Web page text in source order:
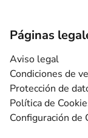
Páginas
Aviso legal
Condiciones de
Protección de
Política de
Configuración de